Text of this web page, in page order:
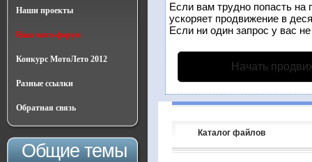
Наши проекты
Наш мото-форум
Конкурс МотоЛето 2012
Разные ссылки
Обратная связь
Общие темы
Если вам трудно попасть на
ускоряет продвижение в
Если ни один запрос у вас
Начать
Каталог файлов